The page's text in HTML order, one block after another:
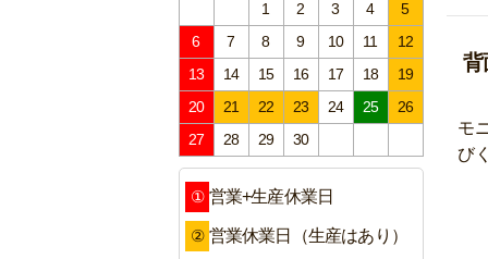
1 2 3 4
5
6
7 8 9 10 11
12
13
14 15 16 17 18
19
20
21 22 23 24 25
26
27
28 29 30
① 営業+生産休業日
② 営業休業日（生産はあり）
背
モ
び